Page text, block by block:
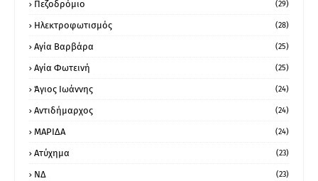
Πεζοδρόμιο (29)
Ηλεκτροφωτισμός (28)
Αγία Βαρβάρα (25)
Αγία Φωτεινή (25)
Άγιος Ιωάννης (24)
Αντιδήμαρχος (24)
ΜΑΡΙΔΑ (24)
Ατύχημα (23)
ΝΔ (23)